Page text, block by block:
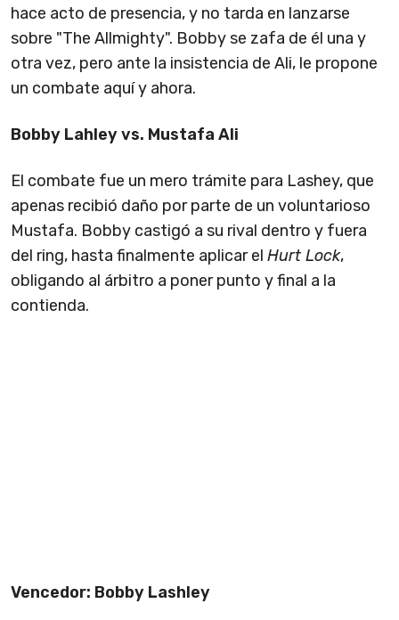
hace acto de presencia, y no tarda en lanzarse
sobre "The Allmighty". Bobby se zafa de él una y
otra vez, pero ante la insistencia de Ali, le propone
un combate aquí y ahora.
Bobby Lahley vs. Mustafa Ali
El combate fue un mero trámite para Lashey, que
apenas recibió daño por parte de un voluntarioso
Mustafa. Bobby castigó a su rival dentro y fuera
del ring, hasta finalmente aplicar el Hurt Lock,
obligando al árbitro a poner punto y final a la
contienda.
Vencedor: Bobby Lashley